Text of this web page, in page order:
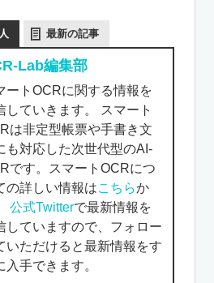
最新の記事
Lab編集部
ートOCRに関する情報を
していきます。 スマート
は非定型帳票や手書き文
も対応した次世代型のAI-
です。スマートOCRにつ
の詳しい情報はこちらか
公式Twitterで最新情報を
していますので、フォロー
いただけると最新情報をす
入手できます。